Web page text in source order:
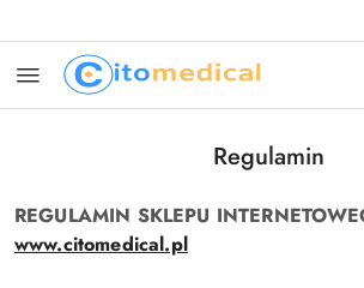
Regulamin
REGULAMIN SKLEPU
www.citomedical.pl